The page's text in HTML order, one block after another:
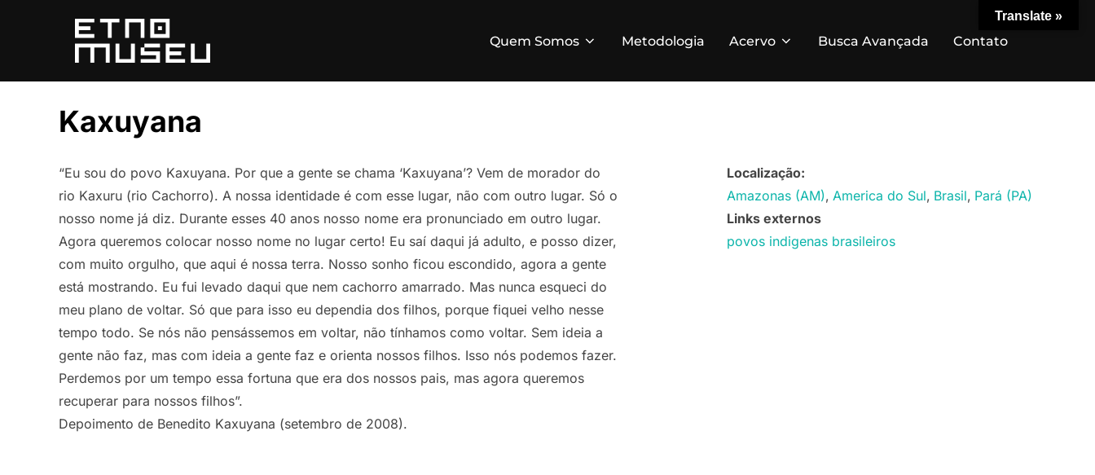
conteúdo
Quem Somos Metodologia Acervo Busca Avançada Contato
Kaxuyana
“Eu sou do povo Kaxuyana. Por que a gente se chama ‘Kaxuyana’? Vem de morador do
rio Kaxuru (rio Cachorro). A nossa identidade é com esse lugar, não com outro lugar. Só o
nosso nome já diz. Durante esses 40 anos nosso nome era pronunciado em outro lugar.
Agora queremos colocar nosso nome no lugar certo! Eu saí daqui já adulto, e posso dizer,
com muito orgulho, que aqui é nossa terra. Nosso sonho ficou escondido, agora a gente
está mostrando. Eu fui levado daqui que nem cachorro amarrado. Mas nunca esqueci do
meu plano de voltar. Só que para isso eu dependia dos filhos, porque fiquei velho nesse
tempo todo. Se nós não pensássemos em voltar, não tínhamos como voltar. Sem ideia a
gente não faz, mas com ideia a gente faz e orienta nossos filhos. Isso nós podemos fazer.
Perdemos por um tempo essa fortuna que era dos nossos pais, mas agora queremos
recuperar para nossos filhos”.
Depoimento de Benedito Kaxuyana (setembro de 2008).
Localização:
Amazonas (AM) America do Sul Brasil Pará (PA)
Links externos
povos indigenas brasileiros
Translate »